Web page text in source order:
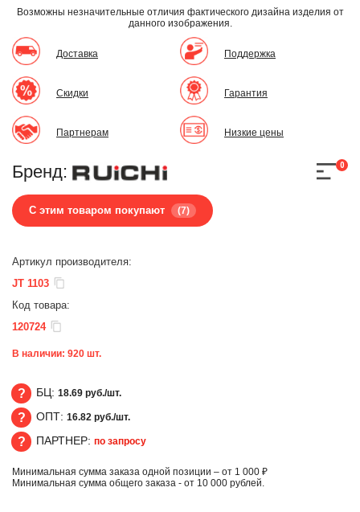
Возможны незначительные отличия фактического дизайна изделия от
данного изображения.
Доставка
Скидки
Партнерам
Поддержка
Гарантия
Низкие цены
Бренд:
С этим товаром покупают (7)
0
Артикул производителя:
JT 1103
Код товара:
120724
В наличии: 920 шт.
БЦ
БЦ: 18.69 руб./шт.
ОПТ
ОПТ: 16.82 руб./шт.
ПАРТНЕР
ПАРТНЕР: по запросу
Минимальная сумма заказа одной позиции – от 1 000 ₽
Минимальная сумма общего заказа - от 10 000 рублей.